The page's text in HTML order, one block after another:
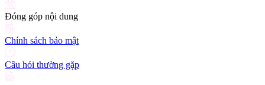
Đóng góp nội dung
Chính sách bảo mật
Câu hỏi thường gặp